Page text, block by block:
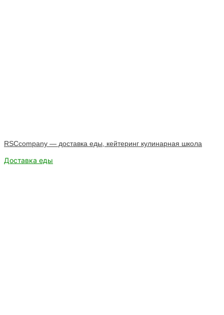
RSCсompany — доставка еды, кейтеринг кулинарная школа
Доставка еды